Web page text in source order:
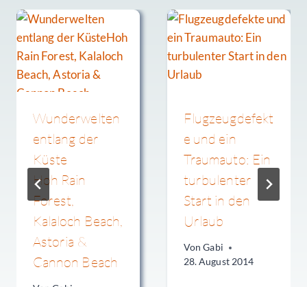
Wunderwelten
entlang der
Küste
Hoh Rain
Forest,
Kalaloch Beach,
Astoria &
Cannon Beach
Flugzeugdefekt
e und ein
Traumauto: Ein
turbulenter
Start in den
Urlaub
Von Gabi
28. August 2014